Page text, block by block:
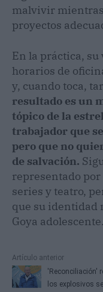
malvivir
proyectos
En la práctica,
horarios de
y, cuando toca,
resultado es un
tópico de la
trabajador que
pero que no
de salvación.
representado
series y teatro,
que su identidad
Goya adolescente.
Artículo anterior
'Reconciliación'
los explosivos